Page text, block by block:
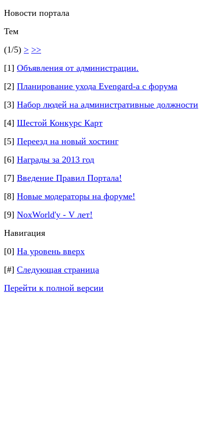
Новости портала
Тем
(1/5) > >>
[1] Объявления от администрации.
[2] Планирование ухода Evengard-а с форума
[3] Набор людей на административные должности
[4] Шестой Конкурс Карт
[5] Переезд на новый хостинг
[6] Награды за 2013 год
[7] Введение Правил Портала!
[8] Новые модераторы на форуме!
[9] NoxWorld'у - V лет!
Навигация
[0] На уровень вверх
[#] Следующая страница
Перейти к полной версии